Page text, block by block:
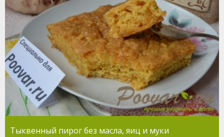
Тыквенный пирог без масла, яиц и муки